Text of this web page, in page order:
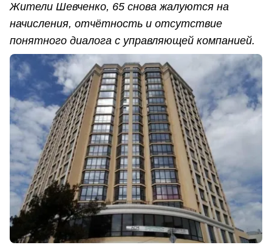
Жители Шевченко, 65 снова жалуются на
начисления, отчётность и отсутствие
понятного диалога с управляющей компанией.